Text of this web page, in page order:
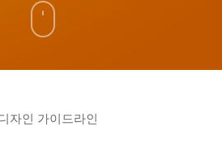
자인 가이드라인